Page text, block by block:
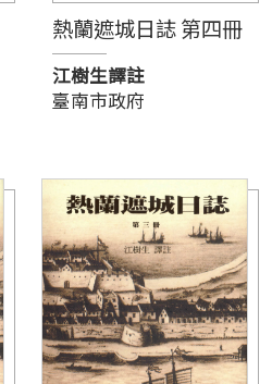
熱蘭遮城日誌 第四冊
江樹生譯註
臺南市政府